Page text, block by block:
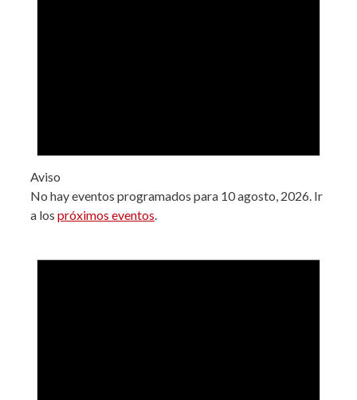
Aviso
No hay eventos programados para 10 agosto, 2026. Ir
a los próximos eventos